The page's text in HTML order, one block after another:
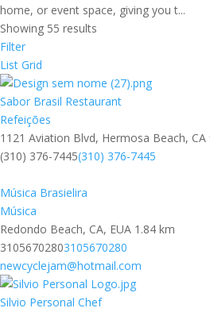
home, or event space, giving you t...
Showing 55 results
Filter
List Grid
Sabor Brasil Restaurant
Refeições
1121 Aviation Blvd, Hermosa Beach, CA
(310) 376-7445(310) 376-7445
Música Brasielira
Música
Redondo Beach, CA, EUA 1.84 km
31056702803105670280
newcyclejam@hotmail.com
Silvio Personal Chef